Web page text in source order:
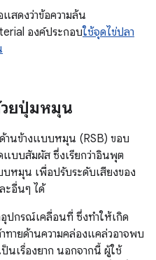
สดงว่าข้อความล้น
องค์ประกอบใช้จุดไข่ปลา
วยปุ่มหมุน
นข้างแบบหมุน (RSB) ขอบ
บสัมผัส ซึ่งเรียกว่าอินพุต
มุน เพื่อปรับระดับเสียงของ
ะอื่นๆ ได้
ปกรณ์เคลื่อนที่ ซึ่งทำให้เกิด
ทายด้านความคล่องแคล่วอาจพบ
นเรื่องยาก นอกจากนี้ ผู้ใช้